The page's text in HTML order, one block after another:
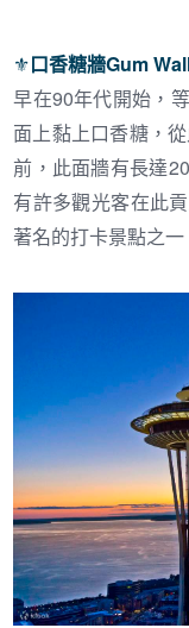
⚜︎口香糖牆Gum
早在90年代開始，
面上黏上口香糖，
前，此面牆有長達20
有許多觀光客在此
著名的打卡景點之一